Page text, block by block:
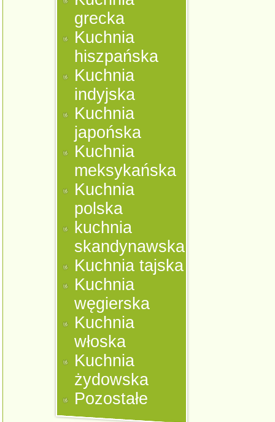
grecka
Kuchnia
hiszpańska
Kuchnia
indyjska
Kuchnia
japońska
Kuchnia
meksykańska
Kuchnia
polska
kuchnia
skandynawska
Kuchnia tajska
Kuchnia
węgierska
Kuchnia
włoska
Kuchnia
żydowska
Pozostałe